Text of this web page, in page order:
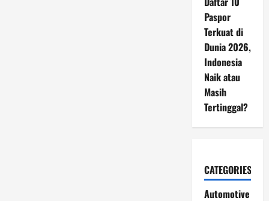
Paspor
Terkuat di
Dunia 2026,
Indonesia
Naik atau
Masih
Tertinggal?
CATEGORIES
Automotive